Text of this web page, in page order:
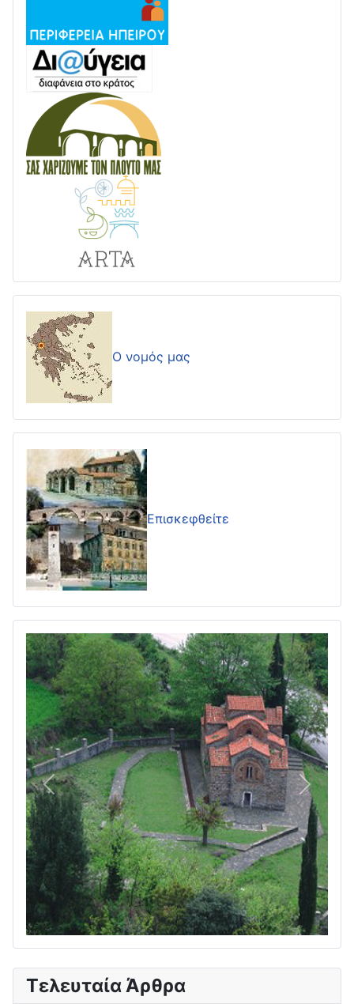
Ο νομός μας
Επισκεφθείτε
Πίσω
Τελευταία Άρθρα